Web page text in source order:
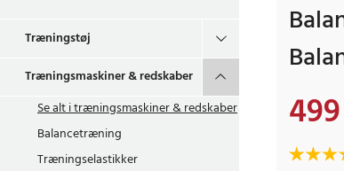
Træningstøj
Træningsmaskiner & redskaber
Se alt itræningsmaskiner & redskaber
Balancetræning
Træningselastikker